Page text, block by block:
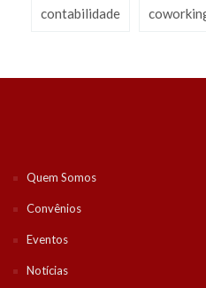
contabilidade
Quem Somos
Convênios
Eventos
Notícias